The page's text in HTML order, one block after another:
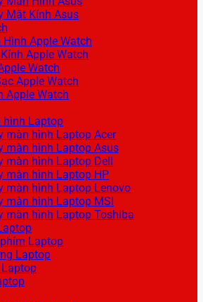
Mặt Kính Asus
Apple Watch
Apple Watch
Watch
Apple Watch
Apple Watch
hình Laptop
màn hình Laptop Acer
màn hình Laptop Asus
màn hình Laptop Dell
màn hình Laptop HP
màn hình Laptop Lenovo
màn hình Laptop MSI
màn hình Laptop Toshiba
Laptop
Laptop